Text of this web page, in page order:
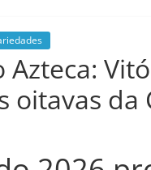
oitavas da